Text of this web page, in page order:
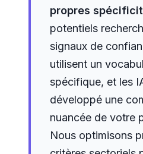
propres
potentiels
signaux de
utilisent un
spécifique, et les
développé une
nuancée de votre
Nous optimisons